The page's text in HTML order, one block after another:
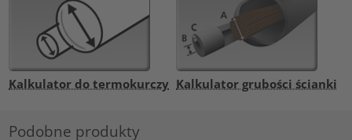
Kalkulator do termokurczy Kalkulator grubości ścianki
Podobne produkty